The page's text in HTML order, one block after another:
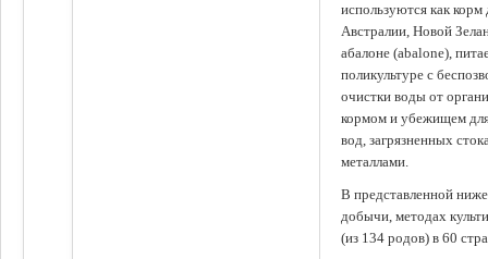
используются как
Австралии, Новой
абалоне (abalone),
поликультуре с
очистки воды от
кормом и убежищем
вод, загрязненных
металлами.
В представленной
добычи, методах
(из 134 родов) в 60